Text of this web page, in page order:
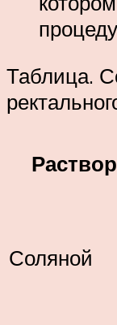
Таблица.
Раствор
Соляной